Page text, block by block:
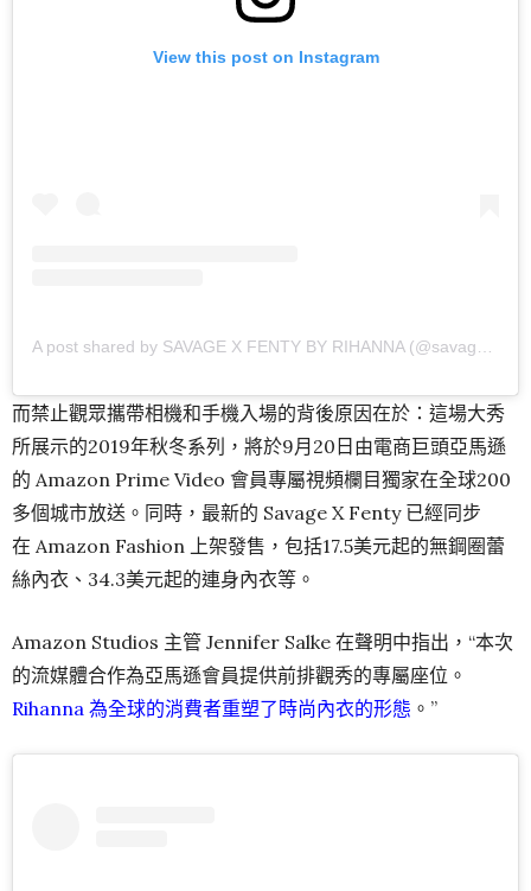
View this post on Instagram
而禁止觀眾攜帶相機和手機入場的背後原因在於：這場大秀
所展示的2019年秋冬系列，將於9月20日由電商巨頭亞馬遜
的 Amazon Prime Video 會員專屬視頻欄目獨家在全球200
多個城市放送。同時，最新的 Savage X Fenty 已經同步
在 Amazon Fashion 上架發售，包括17.5美元起的無鋼圈蕾
絲內衣、34.3美元起的連身內衣等。
Amazon Studios 主管 Jennifer Salke 在聲明中指出，“本次
的流媒體合作為亞馬遜會員提供前排觀秀的專屬座位。
Rihanna 為全球的消費者重塑了時尚內衣的形態 。”